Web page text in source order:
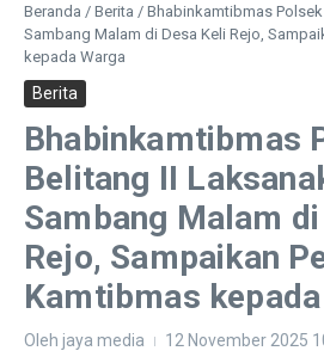
Beranda / Berita / Bhabinkamtibmas
Sambang Malam di Desa Keli Rejo,
kepada Warga
Berita
Bhabinkamtibmas
Belitang II
Sambang Malam
Rejo, Sampaikan
Kamtibmas
Oleh jaya media 12 November 2025